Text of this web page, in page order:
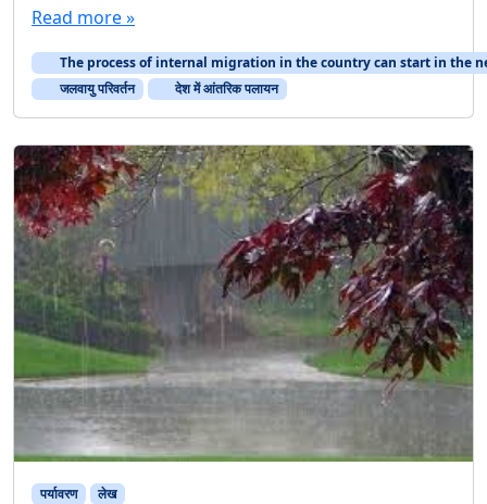
Read more »
The process of internal migration in the country can start in the
जलवायु परिवर्तन
देश में आंतरिक पलायन
पर्यावरण लेख